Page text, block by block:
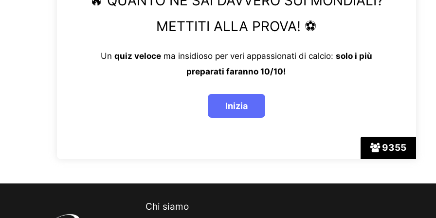
9355
METTITI ALLA PROVA! ⚽
Un quiz velocema insidioso per veri appassionati di calcio: solo i più
preparati faranno 10/10!
Chi siamo